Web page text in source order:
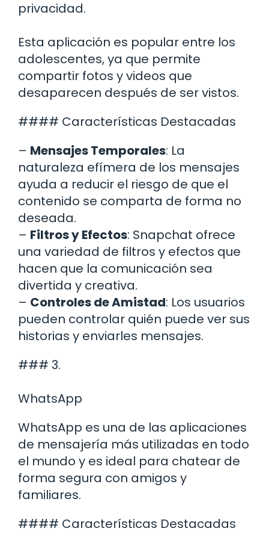
privacidad.
Esta aplicación es popular entre los
adolescentes, ya que permite
compartir fotos y videos que
desaparecen después de ser vistos.
#### Características Destacadas
– Mensajes Temporales: La
naturaleza efímera de los mensajes
ayuda a reducir el riesgo de que el
contenido se comparta de forma no
deseada.
– Filtros y Efectos: Snapchat ofrece
una variedad de filtros y efectos que
hacen que la comunicación sea
divertida y creativa.
– Controles de Amistad: Los usuarios
pueden controlar quién puede ver sus
historias y enviarles mensajes.
### 3.
WhatsApp
WhatsApp es una de las aplicaciones
de mensajería más utilizadas en todo
el mundo y es ideal para chatear de
forma segura con amigos y
familiares.
#### Características Destacadas